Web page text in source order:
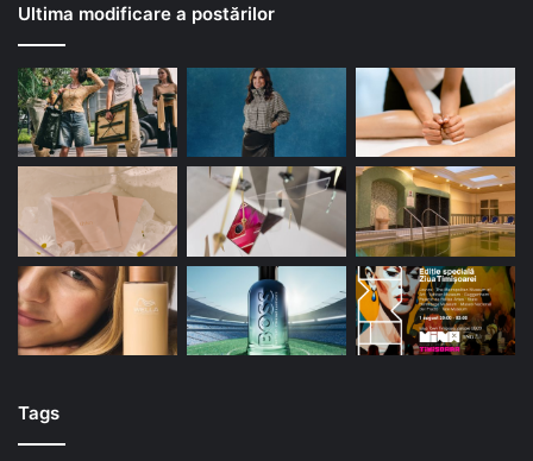
Ultima modificare a postărilor
Tags